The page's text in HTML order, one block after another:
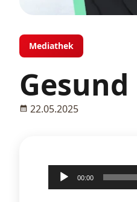
Mediathek
22.05.2025
Audio-
Player
00:00